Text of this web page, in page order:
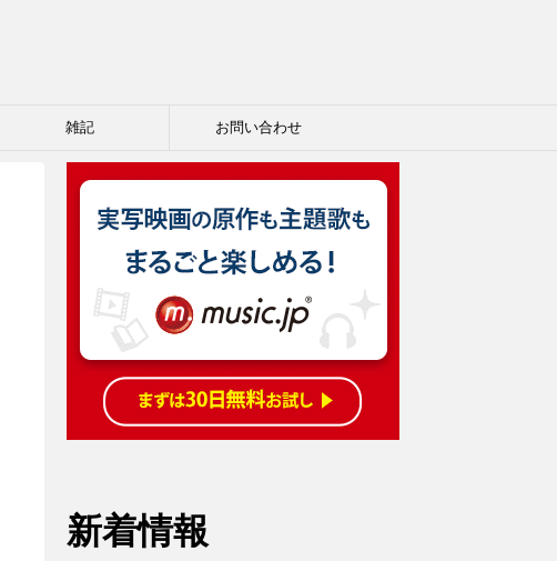
雑記 お問い合わせ
新着情報